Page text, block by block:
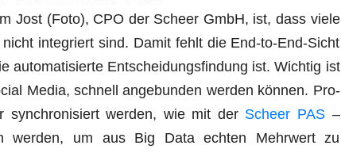
Jost (Foto), CPO der Scheer GmbH, ist, dass vie­le
inte­griert sind. Damit fehlt die End-to-End-Sicht
auto­ma­ti­sier­te Ent­schei­dungs­fin­dung ist. Wich­tig ist
Media, schnell ange­bun­den wer­den kön­nen. Pro­
syn­chro­ni­siert wer­den, wie mit der Scheer PAS–
wer­den, um aus Big Data ech­ten Mehr­wert zu